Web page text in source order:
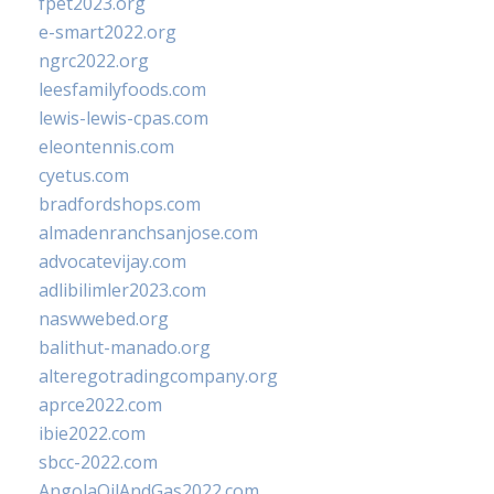
e-smart2022.org
ngrc2022.org
leesfamilyfoods.com
lewis-lewis-cpas.com
eleontennis.com
cyetus.com
bradfordshops.com
almadenranchsanjose.com
advocatevijay.com
adlibilimler2023.com
naswwebed.org
balithut-manado.org
alteregotradingcompany.org
aprce2022.com
ibie2022.com
sbcc-2022.com